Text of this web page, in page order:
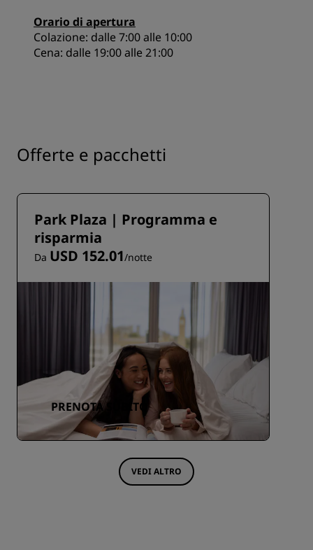
Orario di apertura
Colazione: dalle 7:00 alle 10:00
Cena: dalle 19:00 alle 21:00
Offerte e pacchetti
Park Plaza | Programma e
risparmia
Da USD 152.01/notte
PRENOTA SUBITO
VEDI ALTRO